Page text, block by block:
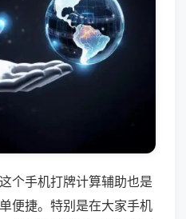
个手机打牌计算辅助也是
便捷。特别是在大家手机